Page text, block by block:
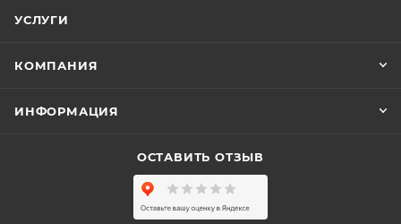
УСЛУГИ
КОМПАНИЯ
ИНФОРМАЦИЯ
ОСТАВИТЬ ОТЗЫВ